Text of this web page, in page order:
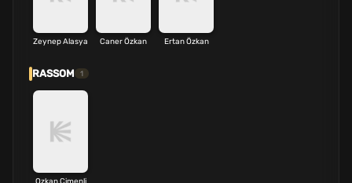
Zeynep Alasya Caner Özkan Ertan Özkan
RASSOM 1
Ozkan Cimenli